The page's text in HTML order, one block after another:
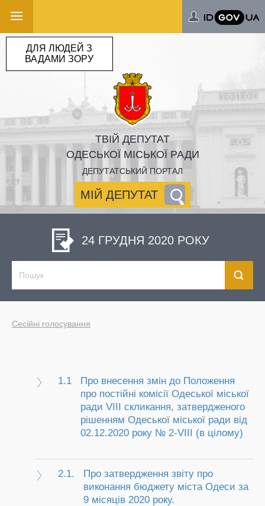
ТВІЙ ДЕПУТАТ
ОДЕСЬКОЇ МІСЬКОЇ РАДИ
ДЕПУТАТСЬКИЙ ПОРТАЛ
МІЙ ДЕПУТАТ
ДЛЯ ЛЮДЕЙ З
ВАДАМИ ЗОРУ
24 ГРУДНЯ 2020 РОКУ
Сесійні голосування
1.1
Про внесення змін до Положення
про постійні комісії Одеської міської
ради VIII скликання, затвердженого
рішенням Одеської міської ради від
02.12.2020 року № 2-VIII (в цілому)
2.1.
Про затвердження звіту про
виконання бюджету міста Одеси за
9 місяців 2020 року.